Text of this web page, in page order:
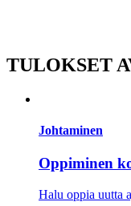
TULOKSET
Johtaminen
Oppiminen
Halu oppia uutta